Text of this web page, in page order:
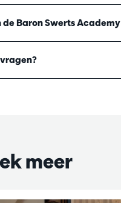
de Baron Swerts Academy
meer